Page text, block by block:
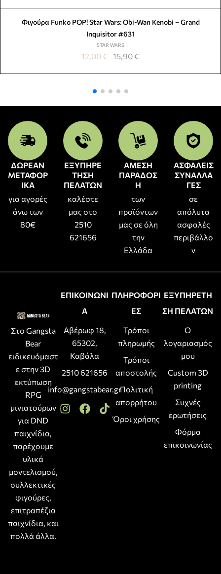
Φιγούρα Funko POP! Star Wars: Obi-Wan Kenobi – Grand
Inquisitor #631
STAR WARS
15,90€
12,00€
ΔΩΡΕΑΝ
ΜΕΤΑΦΟΡ
ΙΚΑ
για αγορές
άνω των
80€
ΕΞΥΠΗΡΕ
ΤΗΣΗ
ΠΕΛΑΤΩΝ
καλέστε
μας στο
2510
621656
ΑΜΕΣΗ
ΠΑΡΑΔΟΣ
Η
των
προϊόντων
μας σε όλη
την
Ελλάδα
ΑΣΦΑΛΕΙΣ
ΣΥΝΑΛΛΑ
ΓΕΣ
σε
απόλυτα
ασφαλές
περιβάλλο
ν
Στο Gangsta
Bear
ειδικευόμαστ
ε στην 3D
εκτύπωση
RPG
μινιατούρων
για DND
παιχνίδια,
παρέχουμε
υλικά
μοντελισμού,
συλλεκτικές
φιγούρες,
επιτραπέζια
παιχνίδια, και
πολλά άλλα.
ΕΠΙΚΟΙΝΩΝΙ
Α
Αβέρωφ 18,
65302,
Καβάλα
2510 621656
info@gangstabear.gr
ΠΛΗΡΟΦΟΡΙ
ΕΣ
Τρόποι
πληρωμής
Τρόποι
αποστολής
Πολιτική
απορρήτου
Όροι χρήσης
ΕΞΥΠΗΡΕΤΗ
ΣΗ ΠΕΛΑΤΩΝ
Ο
λογαριασμός
μου
Custom 3D
printing
Συχνές
ερωτήσεις
Φόρμα
επικοινωνίας